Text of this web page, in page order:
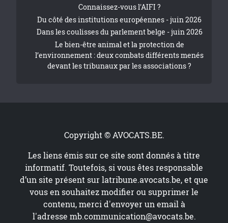
Connaissez-vous l'AIFI ?
Du côté des institutions européennes - juin 2026
Dans les coulisses du parlement belge - juin 2026
Le bien-être animal et la protection de
l’environnement : deux combats différents menés
devant les tribunaux par les associations ?
Copyright © AVOCATS.BE.
Les liens émis sur ce site sont donnés à titre
informatif. Toutefois, si vous êtes responsable
d’un site présent surlatribune.avocats.be, et que
vous en souhaitez modifier ou supprimer le
contenu, merci d'envoyer un email à
l'adresse mb.communication@avocats.be.